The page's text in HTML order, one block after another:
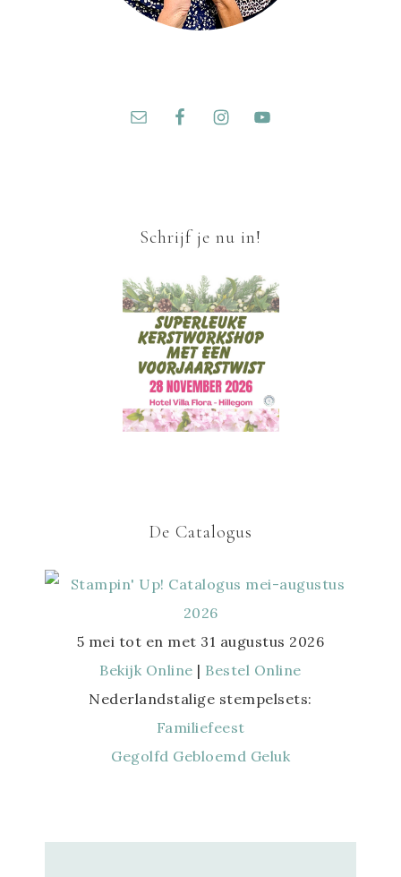
Schrijf je nu in!
De Catalogus
5 mei tot en met 31 augustus 2026
Bekijk Online | Bestel Online
Nederlandstalige stempelsets:
Familiefeest
Gegolfd Gebloemd Geluk